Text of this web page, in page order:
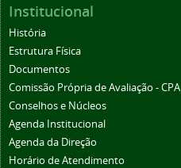
Institucional
História
Estrutura Física
Documentos
Comissão Própria de Avaliação - CPA
Conselhos e Núcleos
Agenda Institucional
Agenda da Direção
Horário de Atendimento